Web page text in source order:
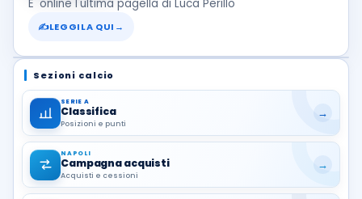
E' online l'ultima pagella di Luca Perillo
✍LEGGILA QUI →
Sezioni calcio
SERIE A
Classifica
Posizioni e punti
→
NAPOLI
Campagna acquisti
Acquisti e cessioni
→